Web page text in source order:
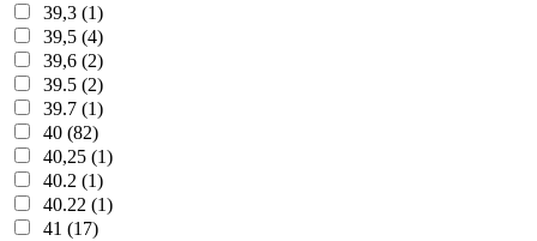
39,3 (1)
39,5 (4)
39,6 (2)
39.5 (2)
39.7 (1)
40 (82)
40,25 (1)
40.2 (1)
40.22 (1)
41 (17)